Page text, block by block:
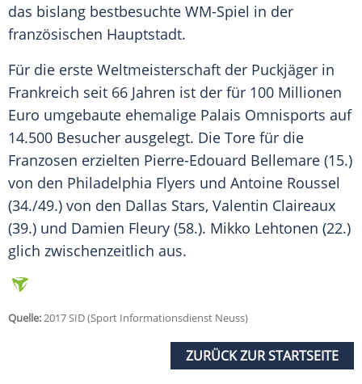
das bislang bestbesuchte WM-Spiel in der
französischen Hauptstadt.
Für die erste Weltmeisterschaft der Puckjäger in
Frankreich seit 66 Jahren ist der für 100 Millionen
Euro umgebaute ehemalige Palais Omnisports auf
14.500 Besucher ausgelegt. Die Tore für die
Franzosen erzielten Pierre-Edouard Bellemare (15.)
von den Philadelphia Flyers und Antoine Roussel
(34./49.) von den Dallas Stars, Valentin Claireaux
(39.) und Damien Fleury (58.). Mikko Lehtonen (22.)
glich zwischenzeitlich aus.
Quelle:2017 SID (Sport Informationsdienst Neuss)
ZURÜCK ZUR STARTSEITE